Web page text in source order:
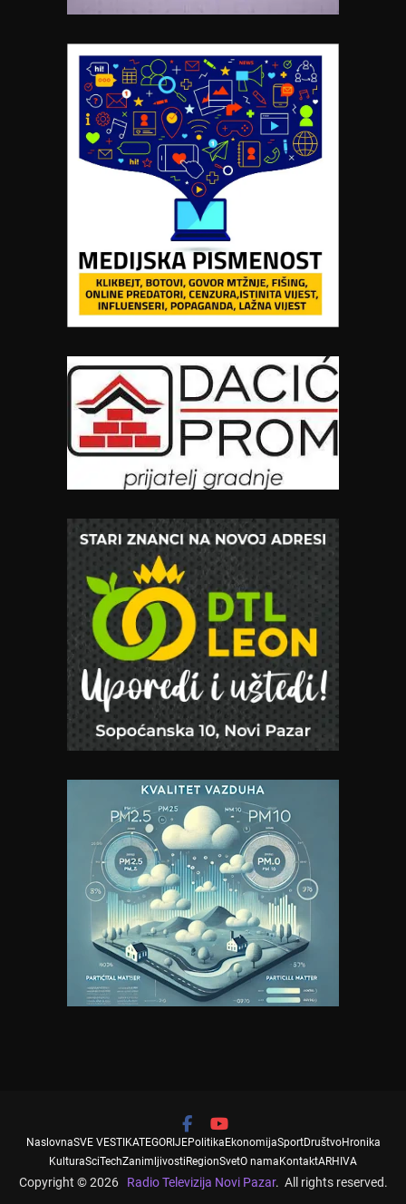
NaslovnaSVE VESTI KATEGORIJEPolitika EkonomijaSportDruštvoHronika
KulturaSciTechZanimljivosti RegionSvetO nama KontaktARHIVA
Copyright © 2026 Radio Televizija Novi Pazar. All rights reserved.